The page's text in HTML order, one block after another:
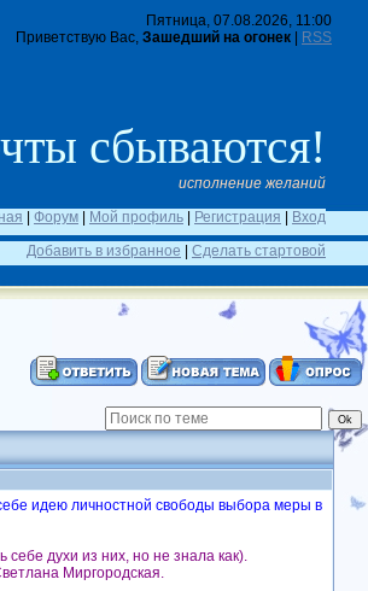
Пятница, 07.08.2026, 11:00
Приветствую Вас, Зашедший на огонек RSS
сбываются!
исполнение желаний
Форум Мой профиль Регистрация
Вход
Добавить в избранное
Сделать стартовой
идею личностной свободы выбора меры в
духи из них, но не знала как).
Миргородская.